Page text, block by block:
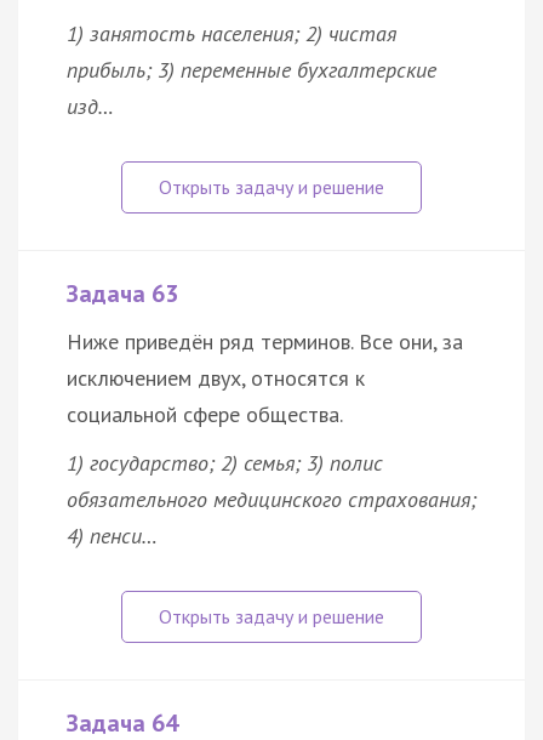
1) занятость населения; 2) чистая
прибыль; 3) переменные бухгалтерские
изд…
Задача 63
Ниже приведён ряд терминов. Все они, за
исключением двух, относятся к
социальной сфере общества.
1) государство; 2) семья; 3) полис
обязательного медицинского страхования;
4) пенси…
Задача 64